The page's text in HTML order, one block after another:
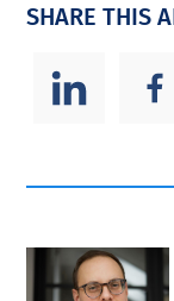
SHARE THIS